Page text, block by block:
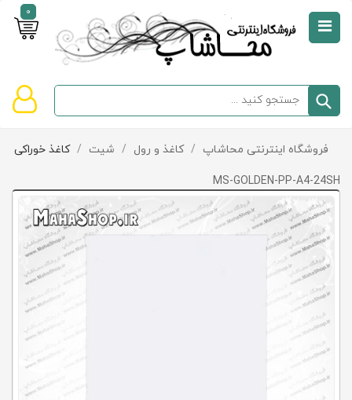
0
صفحه
دسته‌بندی
تخفیف‌ها
و
پیشنهادها
تماس
کلاب
محاشاپ
سبد
خالی
است
فروشگاه اینترنتی محاشاپ / کاغذ و رول / شیت / کاغذ خوراکی
MS-GOLDEN-PP-A4-24SH